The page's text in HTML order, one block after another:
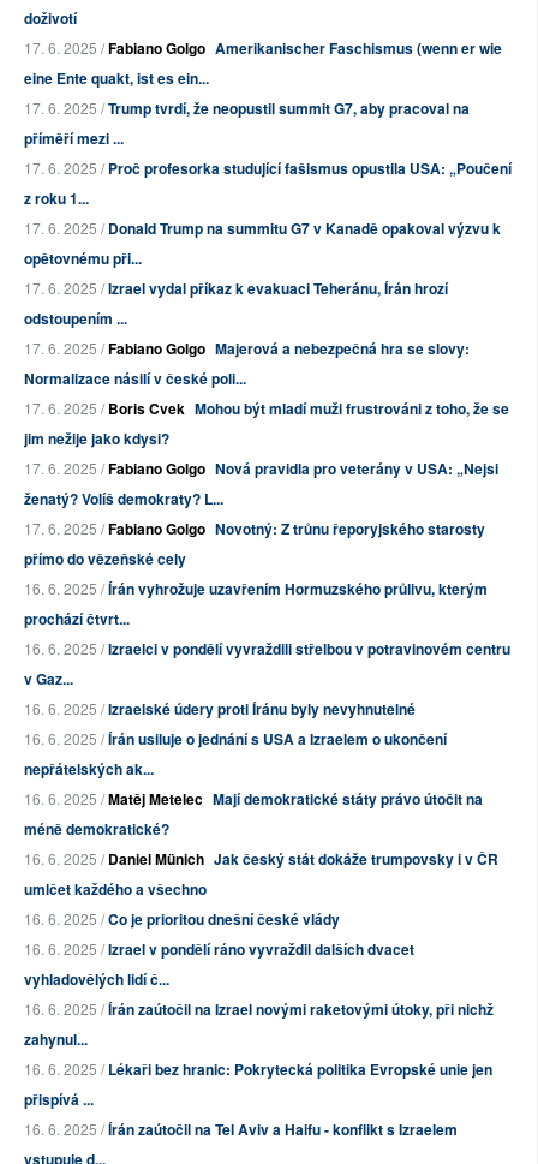
doživotí
17. 6. 2025 /Fabiano Golgo Amerikanischer Faschismus (wenn er wie
eine Ente quakt, ist es ein...
17. 6. 2025 /Trump tvrdí, že neopustil summit G7, aby pracoval na
příměří mezi ...
17. 6. 2025 /Proč profesorka studující fašismus opustila USA: „Poučení
z roku 1...
17. 6. 2025 /Donald Trump na summitu G7 v Kanadě opakoval výzvu k
opětovnému při...
17. 6. 2025 /Izrael vydal příkaz k evakuaci Teheránu, Írán hrozí
odstoupením ...
17. 6. 2025 /Fabiano Golgo Majerová a nebezpečná hra se slovy:
Normalizace násilí v české poli...
17. 6. 2025 /Boris Cvek Mohou být mladí muži frustrováni z toho, že se
jim nežije jako kdysi?
17. 6. 2025 /Fabiano Golgo Nová pravidla pro veterány v USA: „Nejsi
ženatý? Volíš demokraty? L...
17. 6. 2025 /Fabiano Golgo Novotný: Z trůnu řeporyjského starosty
přímo do vězeňské cely
16. 6. 2025 /Írán vyhrožuje uzavřením Hormuzského průlivu, kterým
prochází čtvrt...
16. 6. 2025 /Izraelci v pondělí vyvraždili střelbou v potravinovém centru
v Gaz...
16. 6. 2025 /Izraelské údery proti Íránu byly nevyhnutelné
16. 6. 2025 /Írán usiluje o jednání s USA a Izraelem o ukončení
nepřátelských ak...
16. 6. 2025 /Matěj Metelec Mají demokratické státy právo útočit na
méně demokratické?
16. 6. 2025 /Daniel Münich Jak český stát dokáže trumpovsky i v ČR
umlčet každého a všechno
16. 6. 2025 /Co je prioritou dnešní české vlády
16. 6. 2025 /Izrael v pondělí ráno vyvraždil dalších dvacet
vyhladovělých lidí č...
16. 6. 2025 /Írán zaútočil na Izrael novými raketovými útoky, při nichž
zahynul...
16. 6. 2025 /Lékaři bez hranic: Pokrytecká politika Evropské unie jen
přispívá ...
16. 6. 2025 /Írán zaútočil na Tel Aviv a Haifu - konflikt s Izraelem
vstupuje d...